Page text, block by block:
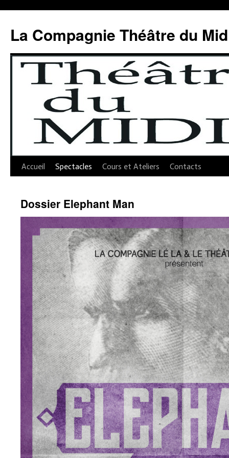
contenu
La Compagnie Théâtre du
Accueil Spectacles Cours et Ateliers Contacts
Dossier Elephant Man